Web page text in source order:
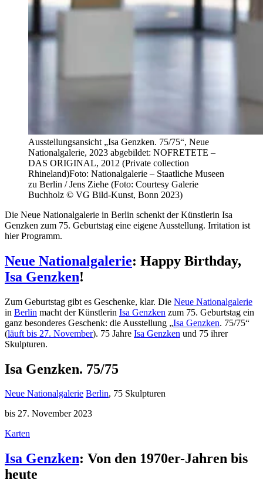
Ausstellungsansicht „Isa Genzken. 75/75“, Neue
Nationalgalerie, 2023 abgebildet: NOFRETETE –
DAS ORIGINAL, 2012 (Private collection
Rhineland)Foto: Nationalgalerie – Staatliche Museen
zu Berlin / Jens Ziehe (Foto: Courtesy Galerie
Buchholz © VG Bild-Kunst, Bonn 2023)
Die Neue Nationalgalerie in Berlin schenkt der Künstlerin Isa
Genzken zum 75. Geburtstag eine eigene Ausstellung. Irritation ist
hier Programm.
Neue Nationalgalerie: Happy Birthday,
Isa Genzken!
Zum Geburtstag gibt es Geschenke, klar. Die Neue Nationalgalerie
in Berlin macht der Künstlerin Isa Genzken zum 75. Geburtstag ein
ganz besonderes Geschenk: die Ausstellung „Isa Genzken. 75/75“
(läuft bis 27. November). 75 Jahre Isa Genzken und 75 ihrer
Skulpturen.
Isa Genzken. 75/75
Neue Nationalgalerie Berlin, 75 Skulpturen
bis 27. November 2023
Karten
Isa Genzken: Von den 1970er-Jahren bis
heute